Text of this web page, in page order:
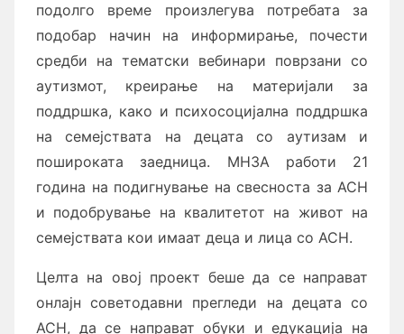
подолго време произлегува потребата за
подобар начин на информирање, почести
средби на тематски вебинари поврзани со
аутизмот, креирање на материјали за
поддршка, како и психосоцијална поддршка
на семејствата на децата со аутизам и
пошироката заедница. МНЗА работи 21
година на подигнување на свесноста за АСН
и подобрување на квалитетот на живот на
семејствата кои имаат деца и лица со АСН.
Целта на овој проект беше да се направат
онлајн советодавни прегледи на децата со
АСН, да се направат обуки и едукација на